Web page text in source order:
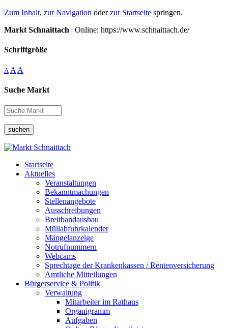
Zum Inhalt, zur Navigation oderzur Startseite springen.
Markt Schnaittach | Online: https://www.schnaittach.de/
Schriftgröße
A A A
Suche Markt
suchen
Startseite
Aktuelles
Veranstaltungen
Bekanntmachungen
Stellenangebote
Ausschreibungen
Breitbandausbau
Müllabfuhrkalender
Mängelanzeige
Notrufnummern
Webcams
Sprechtage der Krankenkassen / Rentenversicherung
Amtliche Mitteilungen
Bürgerservice & Politik
Verwaltung
Mitarbeiter im Rathaus
Organigramm
Aufgaben